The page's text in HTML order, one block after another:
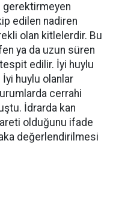
gerektirmeyen
edilen nadiren
olan kitlelerdir. Bu
ya da uzun süren
tespit edilir. İyi huylu
İyi huylu olanlar
cerrahi
İdrarda kan
olduğunu ifade
değerlendirilmesi